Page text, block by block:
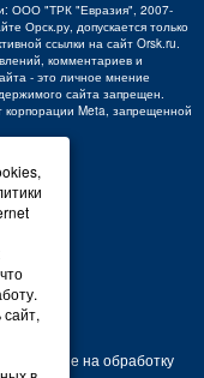
ООО "ТРК "Евразия", 2007-
Орск.ру, допускается только
ссылки на сайт Orsk.ru.
комментариев и
- это личное мнение
сайта запрещен.
Meta, запрещенной
28
Согласие на обработку